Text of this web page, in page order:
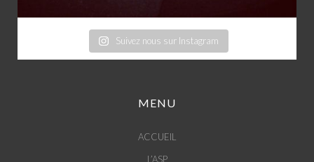
Suivez nous sur Instagram
MENU
ACCUEIL
L’ASP